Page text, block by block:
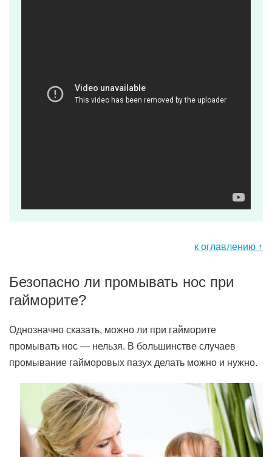
к оглавлению ↑
Безопасно ли промывать нос при
гайморите?
Однозначно сказать, можно ли при гайморите
промывать нос — нельзя. В большинстве случаев
промывание гайморовых пазух делать можно и нужно.